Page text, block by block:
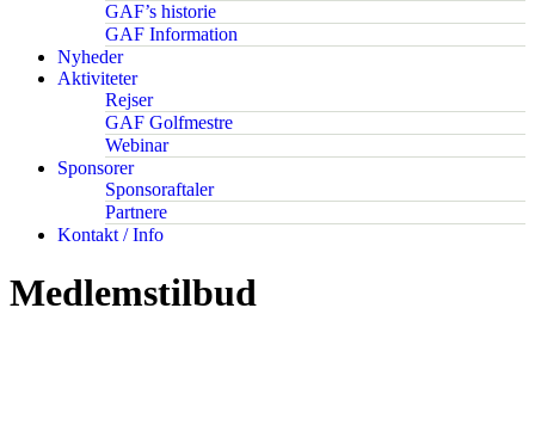
GAF’s historie
GAF Information
Nyheder
Aktiviteter
Rejser
GAF Golfmestre
Webinar
Sponsorer
Sponsoraftaler
Partnere
Kontakt / Info
Medlemstilbud